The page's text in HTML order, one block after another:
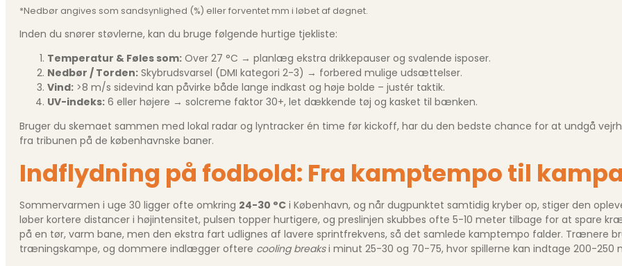
*Nedbør angives som sandsynlighed (%) eller forventet mm i løbet af døgnet.
Inden du snører støvlerne, kan du bruge følgende hurtige tjekliste:
Temperatur & Føles som: Over 27 °C → planlæg ekstra drikkepauser og svalende isposer.
Nedbør / Torden: Skybrudsvarsel (DMI kategori 2-3) → forbered mulige udsættelser.
Vind: >8 m/s sidevind kan påvirke både lange indkast og høje bolde – justér taktik.
UV-indeks: 6 eller højere → solcreme faktor 30+, let dækkende tøj og kasket til bænken.
Bruger du skemaet sammen med lokal radar og lyntracker én time før kickoff, har du den bedste chance for at undgå
fra tribunen på de københavnske baner.
Indflydning på fodbold: Fra kamptempo til
Sommervarmen i uge 30 ligger ofte omkring 24-30 °C i København, og når dugpunktet samtidig kryber op, stiger den
løber kortere distancer i højintensitet, pulsen topper hurtigere, og preslinjen skubbes ofte 5-10 meter tilbage for at spare
på en tør, varm bane, men den ekstra fart udlignes af lavere sprintfrekvens, så det samlede kamptempo falder. Trænere
træningskampe, og dommere indlægger oftere cooling breaksi minut 25-30 og 70-75, hvor spillerne kan indtage 200-250